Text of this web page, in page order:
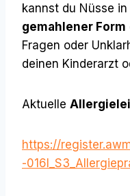
kannst du Nüsse in
gemahlener Form
Fragen oder
deinen Kinderarzt
Aktuelle
https://
-